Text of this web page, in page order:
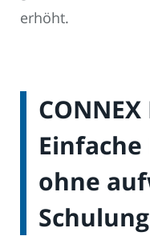
erhöht.
ohne
Schulung